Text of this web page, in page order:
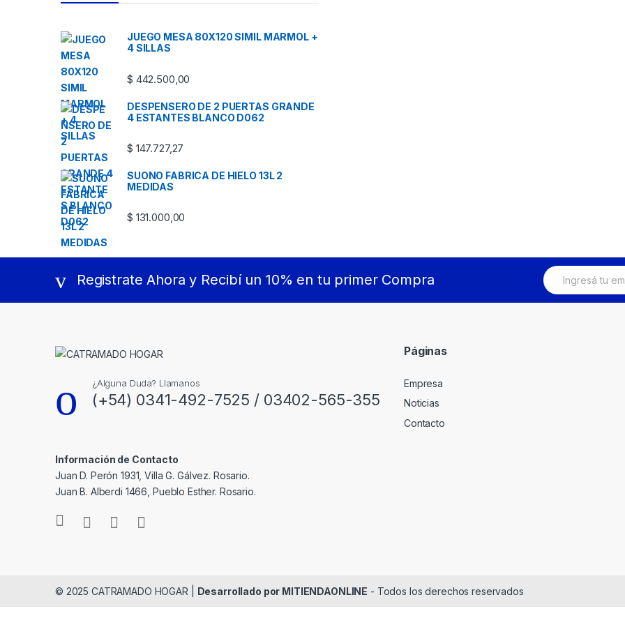
JUEGO MESA 80X120 SIMIL MARMOL +
4 SILLAS
$ 442.500,00
DESPENSERO DE 2 PUERTAS GRANDE
4 ESTANTES BLANCO D062
$ 147.727,27
SUONO FABRICA DE HIELO 13L 2
MEDIDAS
$ 131.000,00
Registrate Ahora y Recibí un 10% en tu primer Compra
E
m
¿Alguna Duda? Llamanos
(+54) 0341-492-7525 / 03402-565-355
Información de Contacto
Juan D. Perón 1931, Villa G. Gálvez. Rosario.
Juan B. Alberdi 1466, Pueblo Esther. Rosario.
Páginas
Empresa
Noticias
Contacto
© 2025 CATRAMADO HOGAR | Desarrollado por MITIENDAONLINE - Todos los derechos reservados